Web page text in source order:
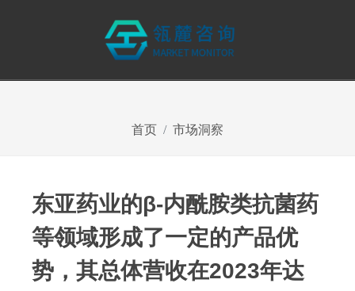
首页 市场洞察
东亚药业的β-内酰胺类抗菌药
等领域形成了一定的产品优
势，其总体营收在2023年达